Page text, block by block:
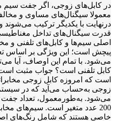
در کابل‌های زوجی، اگر جفت سیم
معمولا سیگنال‌های مساوی و
درنهایت با یکدیگر ترکیب می‌شوند
قدرت سیگنال‌های تداخل
اصلی سیم‌ها و کابل‌های تلفنی و
پیچش است؛ این ویژگی بر اساس
می‌شود. با تمام این اوصاف، آیا
کابل تلفنی است؟ جواب مثبت
است که امروزه کابل زوجی
زوجی به‌حساب می‌آید که در
200 عدد متغیر است. سیم‌های
خاصی هستند که شامل رنگ‌های